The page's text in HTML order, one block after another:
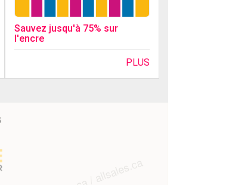
Sauvez jusqu'à 75% sur
l'encre
PLUS